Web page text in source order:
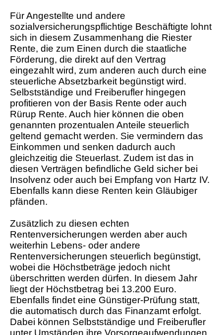
Für Angestellte und andere
sozialversicherungspflichtige Beschäftigte lohnt
sich in diesem Zusammenhang die Riester
Rente, die zum Einen durch die staatliche
Förderung, die direkt auf den Vertrag
eingezahlt wird, zum anderen auch durch eine
steuerliche Absetzbarkeit begünstigt wird.
Selbstständige und Freiberufler hingegen
profitieren von der Basis Rente oder auch
Rürup Rente. Auch hier können die oben
genannten prozentualen Anteile steuerlich
geltend gemacht werden. Sie vermindern das
Einkommen und senken dadurch auch
gleichzeitig die Steuerlast. Zudem ist das in
diesen Verträgen befindliche Geld sicher bei
Insolvenz oder auch bei Empfang von Hartz IV.
Ebenfalls kann diese Renten kein Gläubiger
pfänden.
Zusätzlich zu diesen echten
Rentenversicherungen werden aber auch
weiterhin Lebens- oder andere
Rentenversicherungen steuerlich begünstigt,
wobei die Höchstbeträge jedoch nicht
überschritten werden dürfen. In diesem Jahr
liegt der Höchstbetrag bei 13.200 Euro.
Ebenfalls findet eine Günstiger-Prüfung statt,
die automatisch durch das Finanzamt erfolgt.
Dabei können Selbstständige und Freiberufler